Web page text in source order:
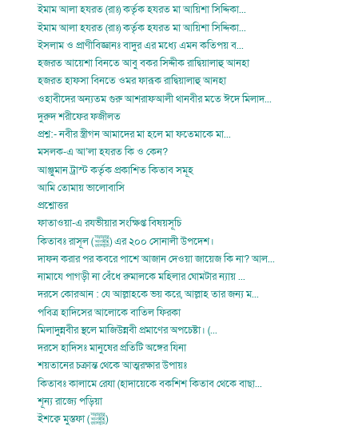
ইমাম আলা হযরত (রাঃ) কর্তৃক হযরত মা আয়িশা সিদ্দিকা...
ইমাম আলা হযরত (রাঃ) কর্তৃক হযরত মা আয়িশা সিদ্দিকা...
ইসলাম ও প্রাণীবিজ্ঞানঃ বাদুর এর মধ্যে এমন কতিপয় ব...
হজরত আয়েশা বিনতে আবু বকর সিদ্দীক রাদ্বিয়ালাহু আনহা
হজরত হাফসা বিনতে ওমর ফারূক রাদ্বিয়ালাহু আনহা
ওহাবীদের অন্যতম গুরু আশরাফআলী থানবীর মতে ঈদে মিলাদ...
দুরুদ শরীফের ফজীলত
প্রশ্ন:- নবীর স্ত্রীগন আমাদের মা হলে মা ফতেমাকে মা...
মসলক-এ আ’লা হযরত কি ও কেন?
আঞ্জুমান ট্রাস্ট কর্তৃক প্রকাশিত কিতাব সমূহ
আমি তোমায় ভালোবাসি
প্রশ্নোত্তর
ফাতাওয়া-এ রযভীয়ার সংক্ষিপ্ত বিষয়সূচি
কিতাবঃ রাসূল (ﷺ) এর ২০০ সোনালী উপদেশ।
দাফন করার পর কবরে পাশে আজান দেওয়া জায়েজ কি না? আল...
নামাযে পাগড়ী না বেঁধে রুমালকে মহিলার ঘোমটার ন্যায় ...
দরসে কোরআন : যে আল্লাহকে ভয় করে, আল্লাহ তার জন্য ম...
পবিত্র হাদিসের আলোকে বাতিল ফিরকা
মিলাদুন্নবীর স্থলে মাজিউন্নবী প্রমাণের অপচেষ্টা। (...
দরসে হাদিসঃ মানুষের প্রতিটি অঙ্গের যিনা
শয়তানের চক্রান্ত থেকে আত্মরক্ষার উপায়ঃ
কিতাবঃ কালামে রেযা (হাদায়েকে বকশিশ কিতাব থেকে বাছা...
শূন্য রাজ্যে পড়িয়া
ইশক্বে মুস্তফা (ﷺ)